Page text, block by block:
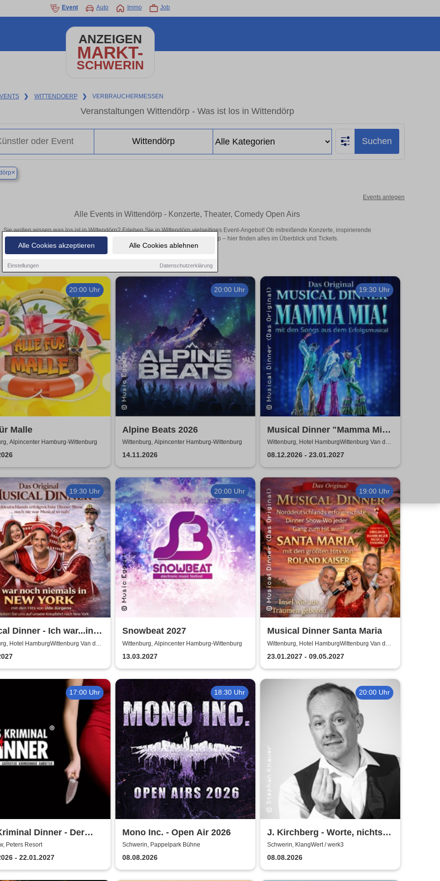
Alle Cookies akzeptieren Alle Cookies ablehnen
Einstellungen Datenschutzerklärung
Event Auto Immo Job
ANZEIGEN
MARKT-
SCHWERIN
❯ WITTENDOERP ❯ VERBRAUCHERMESSEN
Veranstaltungen Wittendörp - Was ist los in Wittendörp
Suchen
×
Events anlegen
Alle Events in Wittendörp - Konzerte, Theater, Comedy Open Airs
Sie wollen wissen was los ist in Wittendörp? Erleben Sie in Wittendörp vielseitiges Event-Angebot! Ob mitreißende Konzerte, inspirierende
Theateraufführungen oder aufregende Veranstaltungen in Wittendörp – hier finden alles im Überblick und Tickets.
20:00 Uhr
Malle
Alpincenter Hamburg-Wittenburg
20:00 Uhr
Alpine Beats 2026
Wittenburg, Alpincenter Hamburg-Wittenburg
14.11.2026
19:30 Uhr
Musical Dinner "Mamma Mia
Special"
Wittenburg, Hotel HamburgWittenburg Van der
Valk GmbH
08.12.2026 - 23.01.2027
19:30 Uhr
Dinner - Ich war...in
Hotel HamburgWittenburg Van der
20:00 Uhr
Snowbeat 2027
Wittenburg, Alpincenter Hamburg-Wittenburg
13.03.2027
19:00 Uhr
Musical Dinner Santa Maria
Wittenburg, Hotel HamburgWittenburg Van der
23.01.2027 - 09.05.2027
17:00 Uhr
Dinner - Der
der Marie Juana
Peters Resort
- 22.01.2027
18:30 Uhr
Mono Inc. - Open Air 2026
Schwerin, Pappelpark Bühne
08.08.2026
20:00 Uhr
J. Kirchberg - Worte, nichts
als Worte - Neu im werk3
Schwerin, KlangWert / werk3
08.08.2026